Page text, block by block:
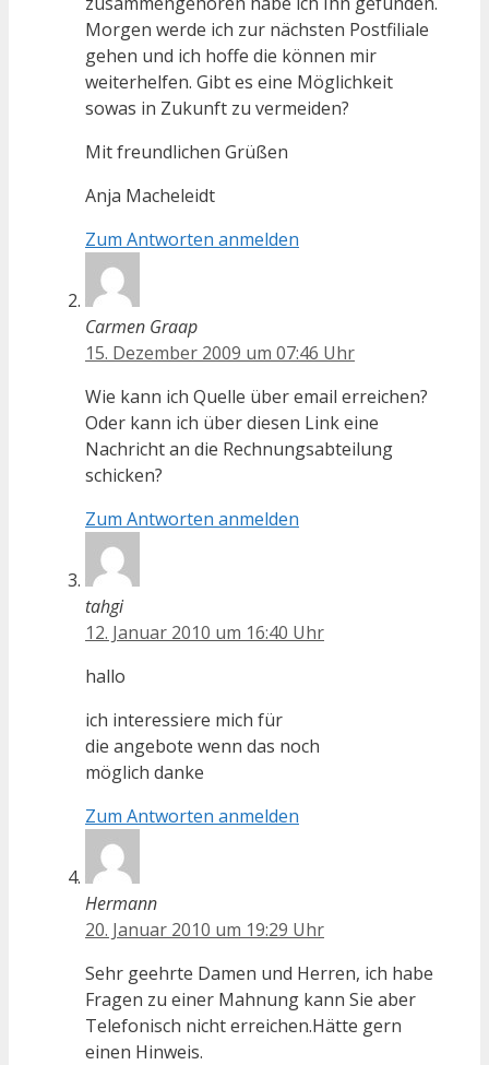
Morgen werde ich zur nächsten Postfiliale
gehen und ich hoffe die können mir
weiterhelfen. Gibt es eine Möglichkeit
sowas in Zukunft zu vermeiden?
Mit freundlichen Grüßen
Anja Macheleidt
Zum Antworten anmelden
Carmen Graap
15. Dezember 2009 um 07:46 Uhr
Wie kann ich Quelle über email erreichen?
Oder kann ich über diesen Link eine
Nachricht an die Rechnungsabteilung
schicken?
Zum Antworten anmelden
tahgi
12. Januar 2010 um 16:40 Uhr
hallo
ich interessiere mich für
die angebote wenn das noch
möglich danke
Zum Antworten anmelden
Hermann
20. Januar 2010 um 19:29 Uhr
Sehr geehrte Damen und Herren, ich habe
Fragen zu einer Mahnung kann Sie aber
Telefonisch nicht erreichen.Hätte gern
einen Hinweis.